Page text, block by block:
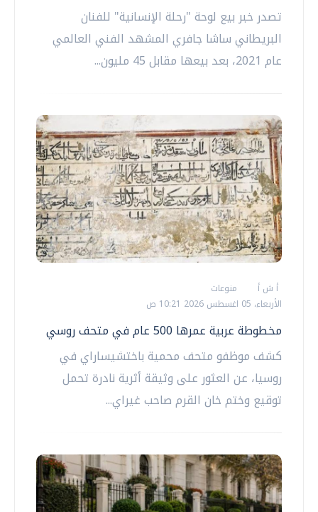
تصدر خبر بيع لوحة "رحلة الإنسانية" للفنان
البريطاني ساشا جافري المشهد الفني العالمي
عام 2021، بعد بيعها مقابل 45 مليون...
أ ش أ
منوعات
الأربعاء، 05 اغسطس 2026 10:21 ص
مخطوطة عربية عمرها 500 عام في متحف روسي
كشف موظفو متحف محمية باختشيساراي في
روسيا، عن العثور على وثيقة أثرية نادرة تحمل
توقيع وختم خان القرم صاحب غيراي...